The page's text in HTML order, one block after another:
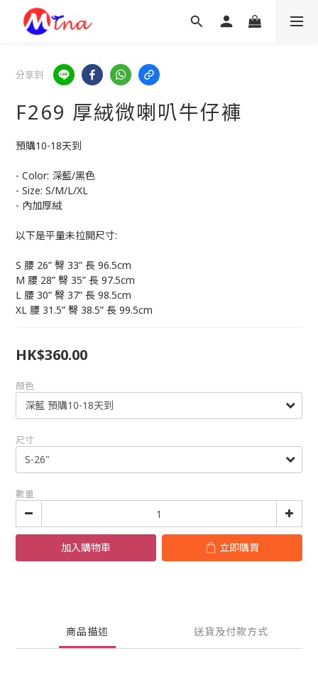
分享到
F269 厚絨微喇叭牛仔褲
預購10-18天到
- Color: 深藍/黑色
- Size: S/M/L/XL
- 內加厚絨
以下是平量未拉開尺寸:
S 腰 26” 臀 33” 長 96.5cm
M 腰 28” 臀 35” 長 97.5cm
L 腰 30” 臀 37” 長 98.5cm
XL 腰 31.5” 臀 38.5” 長 99.5cm
HK$360.00
顏色
尺寸
數量
加入購物車 立即購買
商品描述 送貨及付款方式